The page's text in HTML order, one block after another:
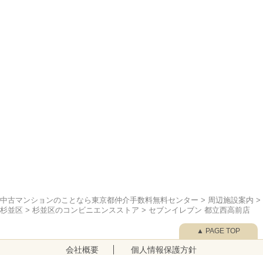
中古マンションのことなら東京都仲介手数料無料センター > 周辺施設案内 >
杉並区 > 杉並区のコンビニエンスストア > セブンイレブン 都立西高前店
会社概要 個人情報保護方針
▲ PAGE TOP